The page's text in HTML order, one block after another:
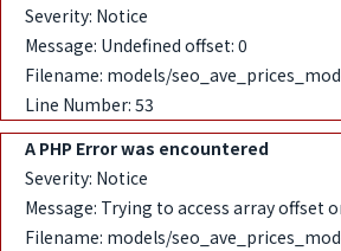
Severity: Notice
Message: Undefined offset: 0
Filename: models/
Line Number: 53
A PHP Error was encountered
Severity: Notice
Message: Trying to access array offset
Filename: models/